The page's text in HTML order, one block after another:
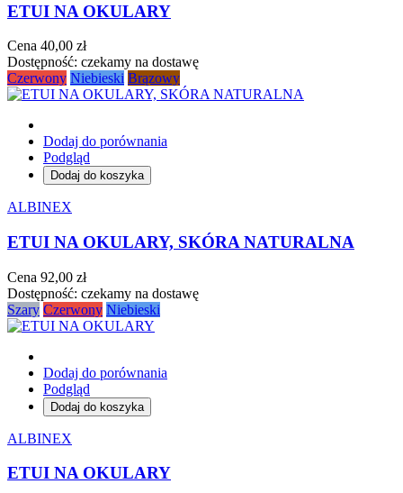
ETUI NA OKULARY
Cena 40,00 zł
Dostępność: czekamy na dostawę
Czerwony Niebieski Brązowy
Dodaj do porównania
Podgląd
Dodaj do koszyka
ALBINEX
ETUI NA OKULARY, SKÓRA NATURALNA
Cena 92,00 zł
Dostępność: czekamy na dostawę
Szary Czerwony Niebieski
Dodaj do porównania
Podgląd
Dodaj do koszyka
ALBINEX
ETUI NA OKULARY